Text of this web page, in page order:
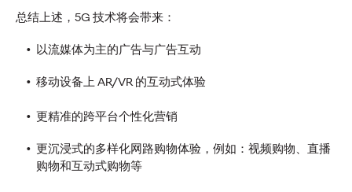
总结上述，5G 技术将会带来：
以流媒体为主的广告与广告互动
移动设备上 AR/VR 的互动式体验
更精准的跨平台个性化营销
更沉浸式的多样化网路购物体验，例如：视频购物、直播
购物和互动式购物等
代性机遇
奥美中国
中国品牌在Z世代经济新生态下如何「破圈」
More→